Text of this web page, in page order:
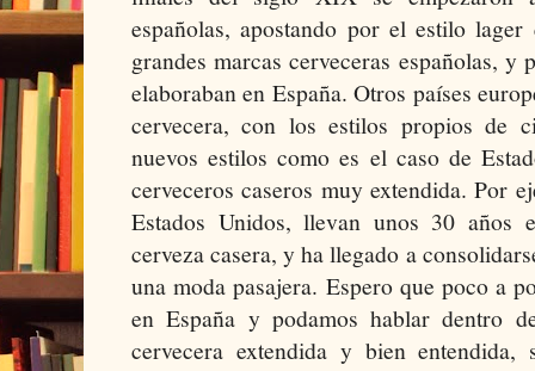
españolas, apostando por el estilo
grandes marcas cerveceras españolas, y
elaboraban en España. Otros países
cervecera, con los estilos propios de
nuevos estilos como es el caso de
cerveceros caseros muy extendida. Por
Estados Unidos, llevan unos 30 años
cerveza casera, y ha llegado a
una moda pasajera. Espero que poco a
en España y podamos hablar dentro
cervecera extendida y bien entendida,